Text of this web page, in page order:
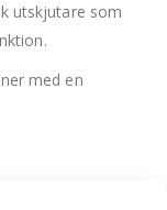
utskjutare som
med en